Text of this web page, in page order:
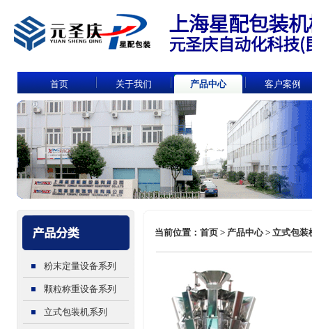
首页 关于我们 产品中心 客户案例
当前位置：首页 > 产品中心 > 立式包
粉末定量设备系列
颗粒称重设备系列
立式包装机系列